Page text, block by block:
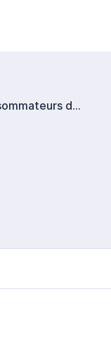
Les consommateurs danois tournent le dos à la viande bio et préfèrent les offres discount